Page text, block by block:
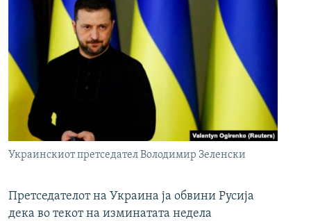
Украинскиот претседател Володимир Зеленски
Претседателот на Украина ја обвини Русија
дека во текот на изминатата недела